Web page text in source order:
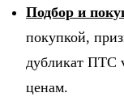
Подбор и
покупкой,
дубликат ПТС
ценам.